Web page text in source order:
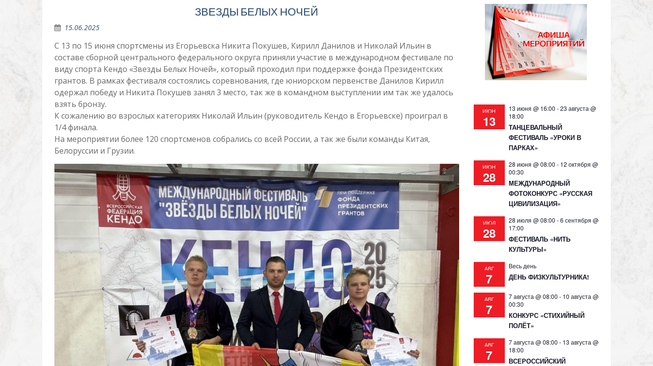
ЗВЕЗДЫ БЕЛЫХ НОЧЕЙ
15.06.2025
С 13 по 15 июня спортсмены из Егорьевска Никита Покушев, Кирилл Данилов и Николай Ильин в
составе сборной центрального федерального округа приняли участие в международном фестивале по
виду спорта Кендо «Звезды Белых Ночей», который проходил при поддержке фонда Президентских
грантов. В рамках фестиваля состоялись соревнования, где юниорском первенстве Данилов Кирилл
одержал победу и Никита Покушев занял 3 место, так же в командном выступлении им так же удалось
взять бронзу.
К сожалению во взрослых категориях Николай Ильин (руководитель Кендо в Егорьевске) проиграл в
1/4 финала.
На мероприятии более 120 спортсменов собрались со всей России, а так же были команды Китая,
Белоруссии и Грузии.
ИЮН
13
13 июня @ 16:00 -23 августа @
18:00
ТАНЦЕВАЛЬНЫЙ
ФЕСТИВАЛЬ «УРОКИ В
ПАРКАХ»
ИЮН
28
28 июня @ 08:00 - 12 октября @
00:30
МЕЖДУНАРОДНЫЙ
ФОТОКОНКУРС «РУССКАЯ
ЦИВИЛИЗАЦИЯ»
ИЮЛ
28
28 июля @ 08:00 -6 сентября @
17:00
ФЕСТИВАЛЬ «НИТЬ
КУЛЬТУРЫ»
АВГ
7
Весь день
ДЕНЬ ФИЗКУЛЬТУРНИКА!
АВГ
7
7 августа @ 08:00 - 10 августа @
00:30
КОНКУРС «СТИХИЙНЫЙ
ПОЛЁТ»
АВГ
7
7 августа @ 08:00 - 13 августа @
18:00
ВСЕРОССИЙСКИЙ